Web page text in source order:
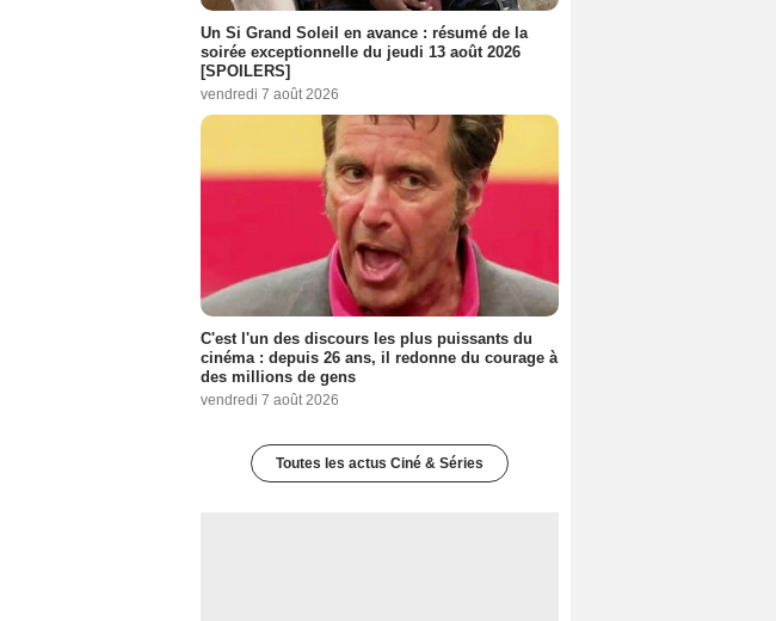
Un Si Grand Soleil en avance : résumé de la
soirée exceptionnelle du jeudi 13 août 2026
[SPOILERS]
vendredi 7 août 2026
C'est l'un des discours les plus puissants du
cinéma : depuis 26 ans, il redonne du courage à
des millions de gens
vendredi 7 août 2026
Toutes les actus Ciné & Séries